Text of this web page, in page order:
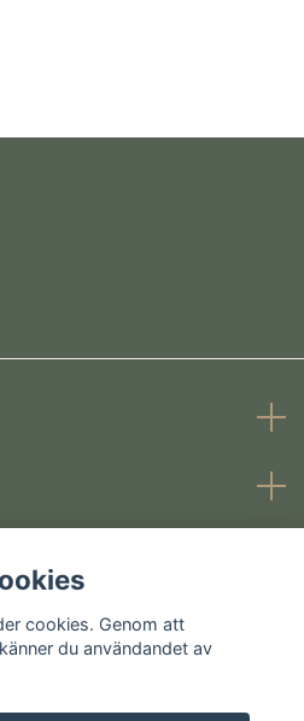
cookies. Genom att
du användandet av